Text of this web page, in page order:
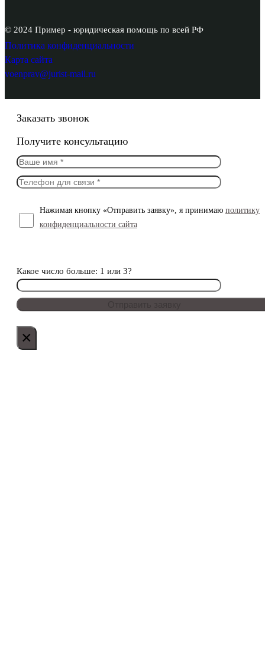
© 2024 Пример - юридическая помощь по всей РФ
Политика конфиденциальности
Карта сайта
voenprav@jurist-mail.ru
Заказать звонок
Получите консультацию
Нажимая кнопку «Отправить заявку», я принимаю политику
конфиденциальности сайта
Какое число больше: 1 или 3?
×